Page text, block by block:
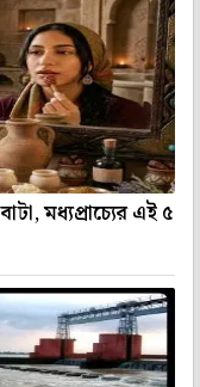
মধ্যপ্রাচ্যের এই ৫